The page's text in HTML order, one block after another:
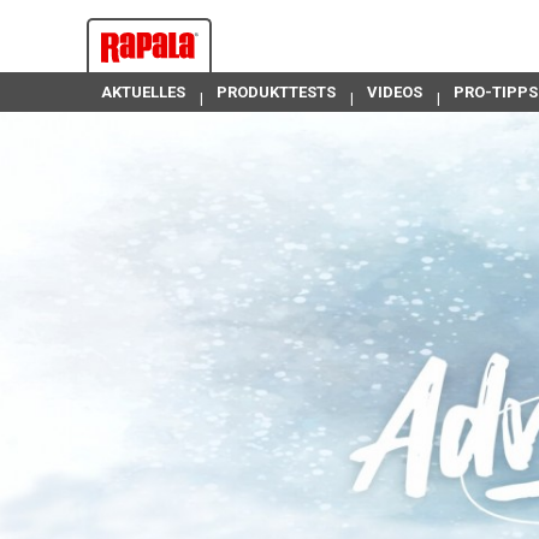
AKTUELLES PRODUKTTESTS VIDEOS PRO-TIPPS